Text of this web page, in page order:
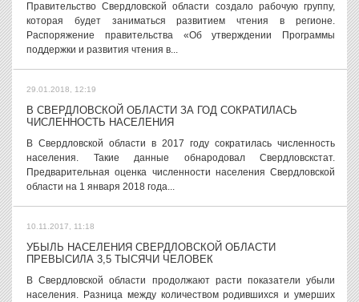
Правительство Свердловской области создало рабочую группу,
которая будет заниматься развитием чтения в регионе.
Распоряжение правительства «Об утверждении Программы
поддержки и развития чтения в...
29.01.2018, 12:19
В СВЕРДЛОВСКОЙ ОБЛАСТИ ЗА ГОД СОКРАТИЛАСЬ
ЧИСЛЕННОСТЬ НАСЕЛЕНИЯ
В Свердловской области в 2017 году сократилась численность
населения. Такие данные обнародовал Свердловскстат.
Предварительная оценка численности населения Свердловской
области на 1 января 2018 года...
10.11.2017, 11:18
УБЫЛЬ НАСЕЛЕНИЯ СВЕРДЛОВСКОЙ ОБЛАСТИ
ПРЕВЫСИЛА 3,5 ТЫСЯЧИ ЧЕЛОВЕК
В Свердловской области продолжают расти показатели убыли
населения. Разница между количеством родившихся и умерших